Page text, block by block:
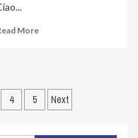
More
4 5 Next